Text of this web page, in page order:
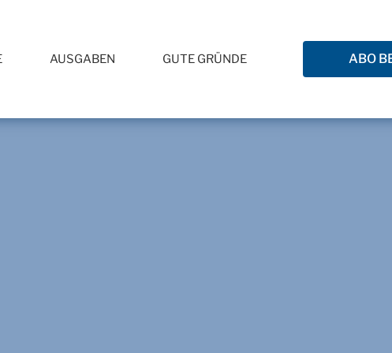
AUSGABEN GUTE GRÜNDE ABO